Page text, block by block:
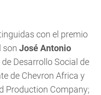
con el premio
son José Antonio
de Desarrollo Social de
de Chevron Africa y
Production Company;